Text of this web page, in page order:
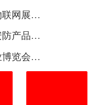
展览会
博览会
智博会）